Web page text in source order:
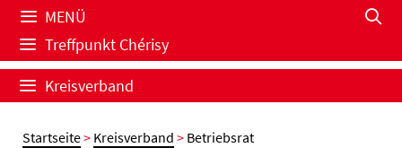
MENÜ
Treffpunkt Chérisy
Kreisverband
Startseite> Kreisverband > Betriebsrat